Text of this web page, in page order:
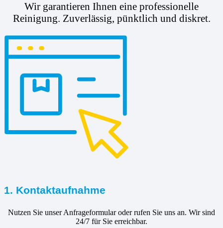
Wir garantieren Ihnen eine professionelle
Reinigung. Zuverlässig, pünktlich und diskret.
1. Kontaktaufnahme
Nutzen Sie unser Anfrageformular oder rufen Sie uns an. Wir sind
24/7 für Sie erreichbar.